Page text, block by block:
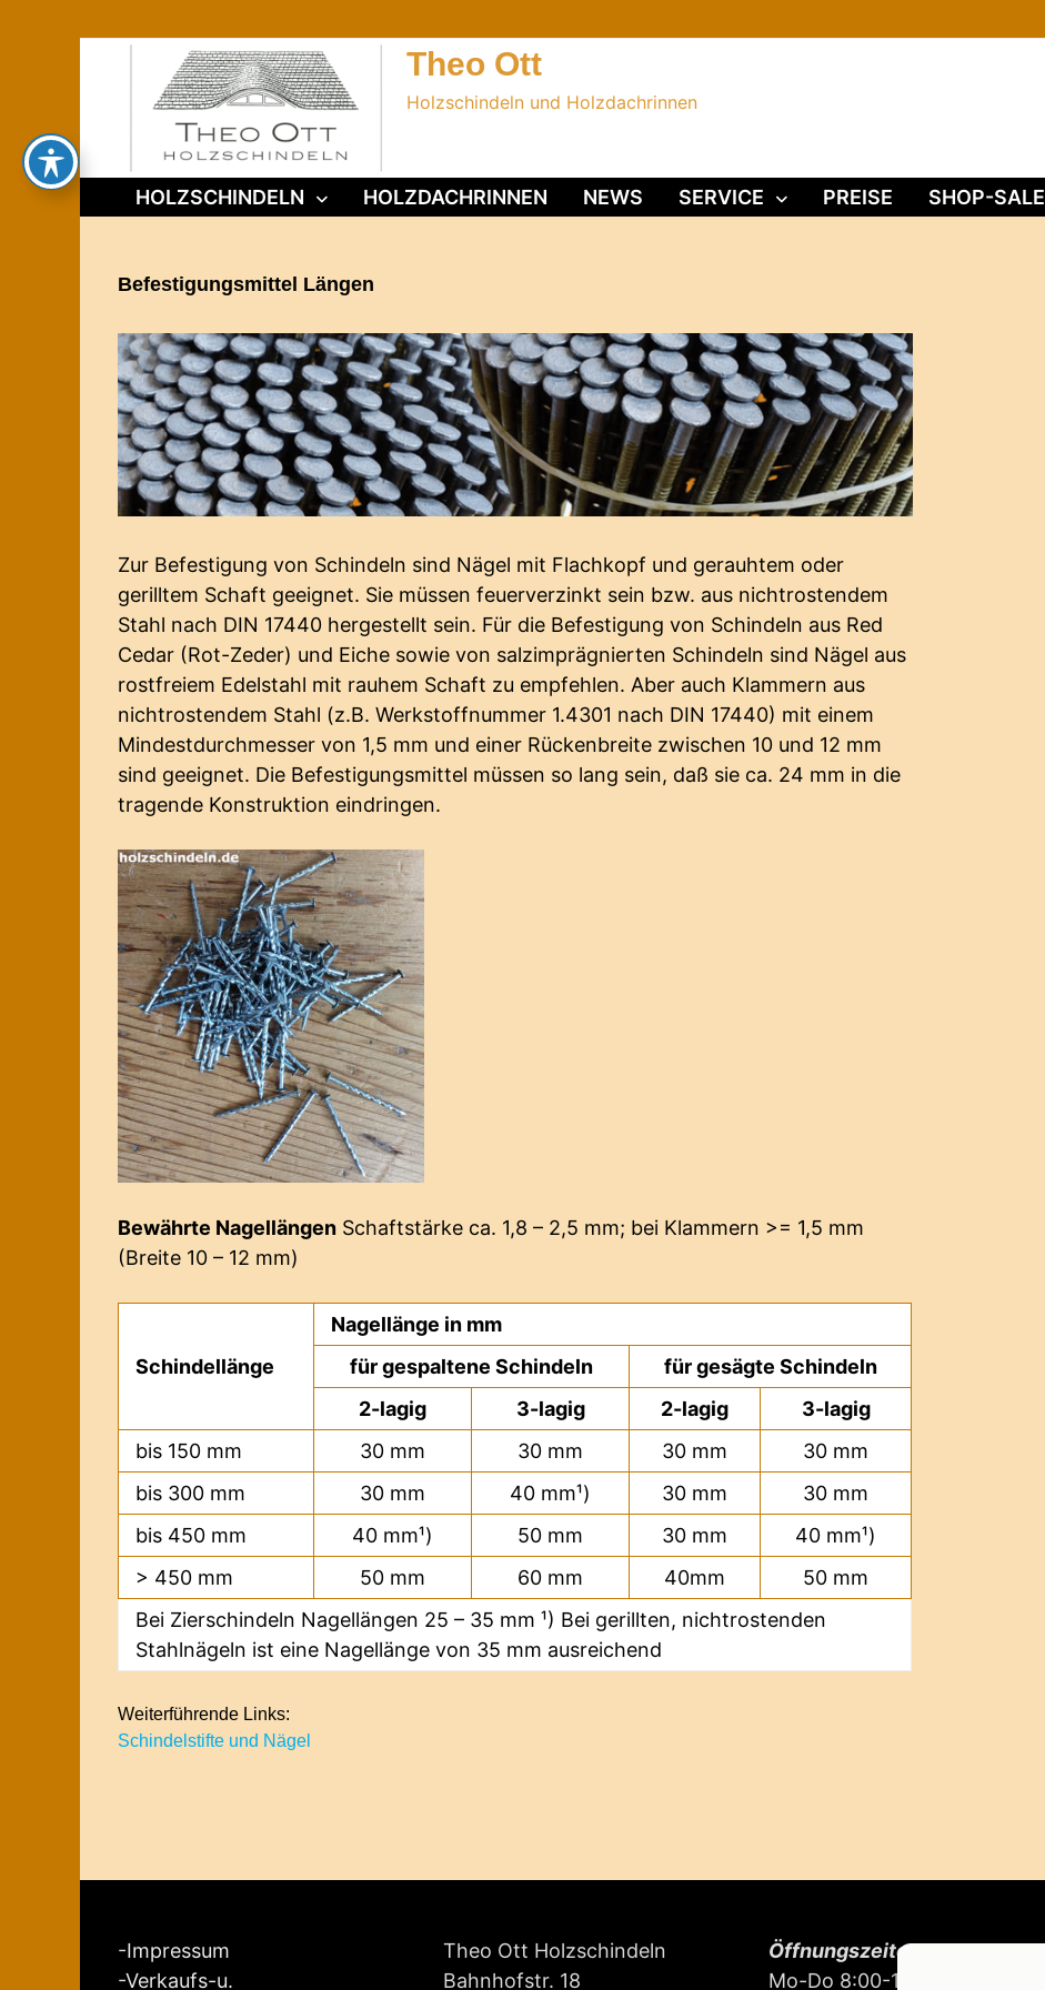
zum
Theo Ott
Holzschindeln und Holzdachrinnen
HOLZSCHINDELN HOLZDACHRINNEN NEWS SERVICE PREISE SHOP-SALE
Befestigungsmittel Längen
Zur Befestigung von Schindeln sind Nägel mit Flachkopf und gerauhtem oder
gerilltem Schaft geeignet. Sie müssen feuerverzinkt sein bzw. aus nichtrostendem
Stahl nach DIN 17440 hergestellt sein. Für die Befestigung von Schindeln aus Red
Cedar (Rot-Zeder) und Eiche sowie von salzimprägnierten Schindeln sind Nägel aus
rostfreiem Edelstahl mit rauhem Schaft zu empfehlen. Aber auch Klammern aus
nichtrostendem Stahl (z.B. Werkstoffnummer 1.4301 nach DIN 17440) mit einem
Mindestdurchmesser von 1,5 mm und einer Rückenbreite zwischen 10 und 12 mm
sind geeignet. Die Befestigungsmittel müssen so lang sein, daß sie ca. 24 mm in die
tragende Konstruktion eindringen.
Bewährte Nagellängen Schaftstärke ca. 1,8 – 2,5 mm; bei Klammern >= 1,5 mm
(Breite 10 – 12 mm)
Schindellänge
Nagellänge in mm
für gespaltene Schindeln
für gesägte Schindeln
2-lagig
3-lagig 2-lagig
3-lagig
bis 150 mm
30 mm 30 mm 30 mm
30 mm
bis 300 mm
30 mm 40 mm¹) 30 mm
30 mm
bis 450 mm
40 mm¹) 50 mm 30 mm
40 mm¹)
> 450 mm
50 mm 60 mm 40mm
50 mm
Bei Zierschindeln Nagellängen 25 – 35 mm ¹) Bei gerillten, nichtrostenden
Stahlnägeln ist eine Nagellänge von 35 mm ausreichend
Weiterführende Links:
Schindelstifte und Nägel
-Impressum
-Verkaufs-u.
Theo Ott Holzschindeln
Bahnhofstr. 18
Öffnungszeiten:
Mo-Do 8:00-16:00